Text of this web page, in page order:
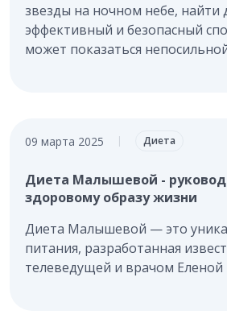
звезды на ночном небе, найти
эффективный и безопасный
может показаться
09 марта 2025 | Диета
Диета Малышевой -
здоровому образу жизни
Диета Малышевой — это
питания, разработанная
телеведущей и врачом